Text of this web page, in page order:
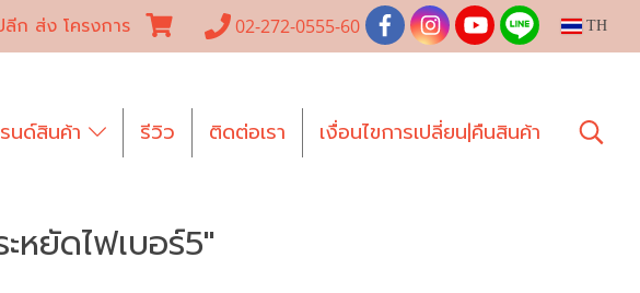
ลีก ส่ง โครงการ 02-272-0555-60 TH
นด์สินค้า รีวิว ติดต่อเรา เงื่อนไขการเปลี่ยน|คืนสินค้า
หยัดไฟเบอร์5"